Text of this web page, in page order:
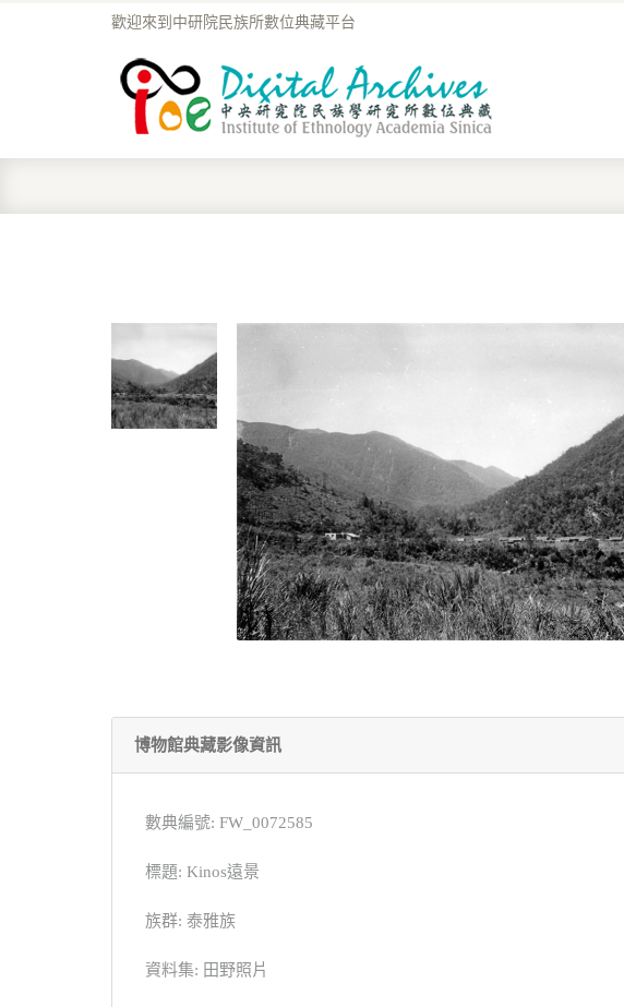
歡迎來到中研院民族所數位典藏平台
博物館典藏影像資訊
數典編號: FW_0072585
標題: Kinos遠景
族群: 泰雅族
資料集: 田野照片